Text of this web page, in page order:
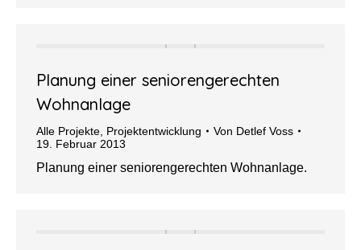
Planung einer seniorengerechten
Wohnanlage
Alle Projekte Projektentwicklung Von Detlef Voss
19. Februar 2013
Planung einer seniorengerechten Wohnanlage.